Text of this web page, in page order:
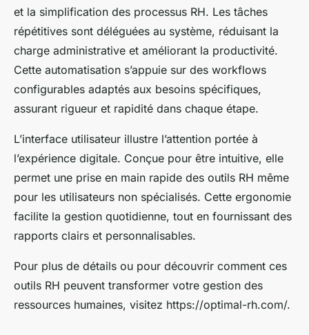
et la simplification des processus RH. Les tâches
répétitives sont déléguées au système, réduisant la
charge administrative et améliorant la productivité.
Cette automatisation s’appuie sur des workflows
configurables adaptés aux besoins spécifiques,
assurant rigueur et rapidité dans chaque étape.
L’interface utilisateur illustre l’attention portée à
l’expérience digitale. Conçue pour être intuitive, elle
permet une prise en main rapide des outils RH même
pour les utilisateurs non spécialisés. Cette ergonomie
facilite la gestion quotidienne, tout en fournissant des
rapports clairs et personnalisables.
Pour plus de détails ou pour découvrir comment ces
outils RH peuvent transformer votre gestion des
ressources humaines, visitez https://optimal-rh.com/.